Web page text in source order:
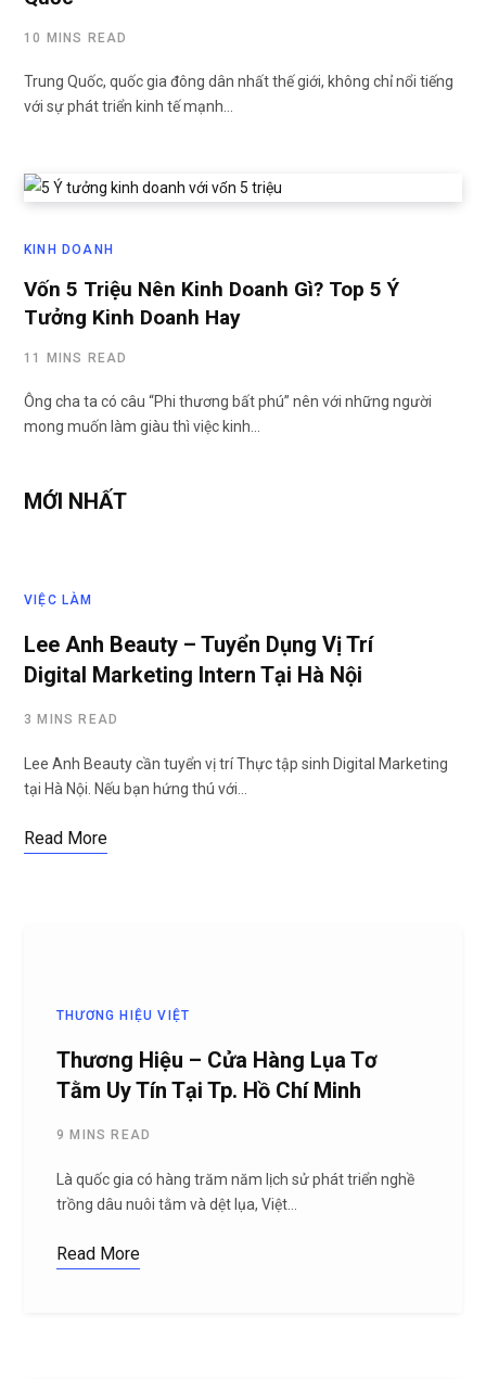
10 MINS READ
Trung Quốc, quốc gia đông dân nhất thế giới, không chỉ nổi tiếng
với sự phát triển kinh tế mạnh…
KINH DOANH
Vốn 5 Triệu Nên Kinh Doanh Gì? Top 5 Ý
Tưởng Kinh Doanh Hay
11 MINS READ
Ông cha ta có câu “Phi thương bất phú” nên với những người
mong muốn làm giàu thì việc kinh…
MỚI NHẤT
VIỆC LÀM
Lee Anh Beauty – Tuyển Dụng Vị Trí
Digital Marketing Intern Tại Hà Nội
3 MINS READ
Lee Anh Beauty cần tuyển vị trí Thực tập sinh Digital Marketing
tại Hà Nội. Nếu bạn hứng thú với…
Read More
THƯƠNG HIỆU VIỆT
Thương Hiệu – Cửa Hàng Lụa Tơ
Tằm Uy Tín Tại Tp. Hồ Chí Minh
9 MINS READ
Là quốc gia có hàng trăm năm lịch sử phát triển nghề
trồng dâu nuôi tằm và dệt lụa, Việt…
Read More